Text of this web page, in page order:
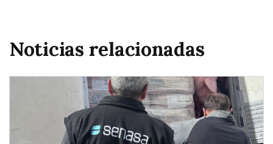
Noticias relacionadas